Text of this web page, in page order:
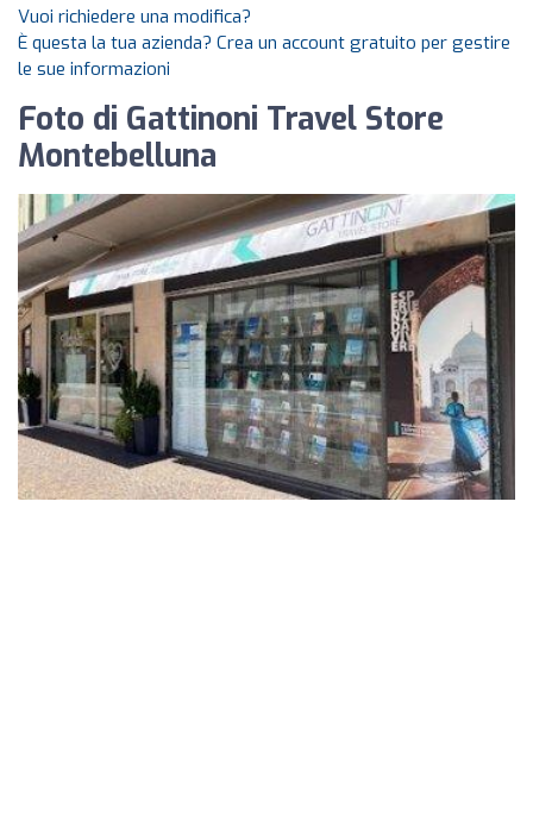
Vuoi richiedere una modifica?
È questa la tua azienda? Crea un account gratuito per gestire
le sue informazioni
Foto di Gattinoni Travel Store
Montebelluna